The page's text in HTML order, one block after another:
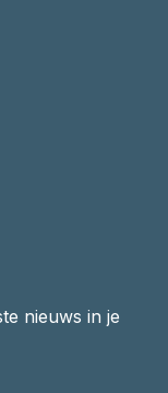
nieuws in je